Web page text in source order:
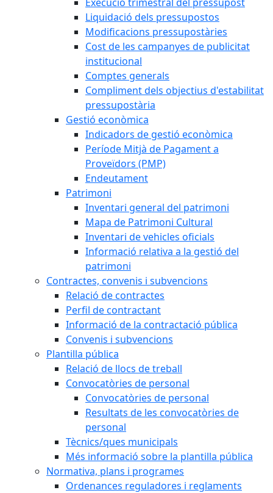
Liquidació dels pressupostos
Modificacions pressupostàries
Cost de les campanyes de publicitat
institucional
Comptes generals
Compliment dels objectius d'estabilitat
pressupostària
Gestió econòmica
Indicadors de gestió econòmica
Període Mitjà de Pagament a
Proveïdors (PMP)
Endeutament
Patrimoni
Inventari general del patrimoni
Mapa de Patrimoni Cultural
Inventari de vehicles oficials
Informació relativa a la gestió del
patrimoni
Contractes, convenis i subvencions
Relació de contractes
Perfil de contractant
Informació de la contractació pública
Convenis i subvencions
Plantilla pública
Relació de llocs de treball
Convocatòries de personal
Convocatòries de personal
Resultats de les convocatòries de
personal
Tècnics/ques municipals
Més informació sobre la plantilla pública
Normativa, plans i programes
Ordenances reguladores i reglaments